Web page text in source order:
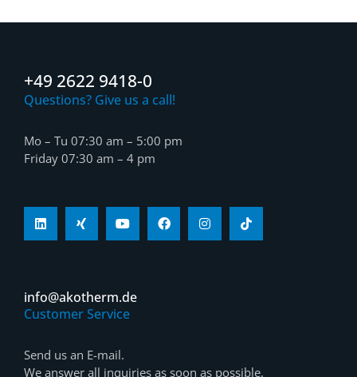
+49 2622 9418-0
Questions? Give us a call!
Mo – Tu 07:30 am – 5:00 pm
Friday 07:30 am – 4 pm
info@akotherm.de
Customer Service
Send us an E-mail.
We answer all inquiries as soon as possible.